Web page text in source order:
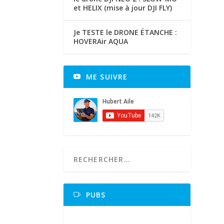
et HELIX (mise à jour DJI FLY)
Je TESTE le DRONE ÉTANCHE :
HOVERAir AQUA
ME SUIVRE
PUBS